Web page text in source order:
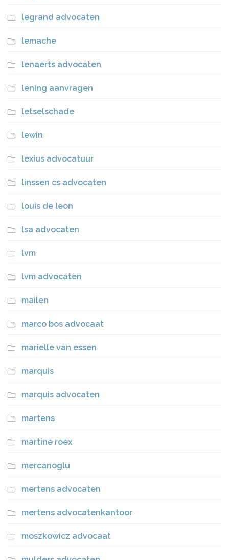
legrand advocaten
lemache
lenaerts advocaten
lening aanvragen
letselschade
lewin
lexius advocatuur
linssen cs advocaten
louis de leon
lsa advocaten
lvm
lvm advocaten
mailen
marco bos advocaat
marielle van essen
marquis
marquis advocaten
martens
martine roex
mercanoglu
mertens advocaten
mertens advocatenkantoor
moszkowicz advocaat